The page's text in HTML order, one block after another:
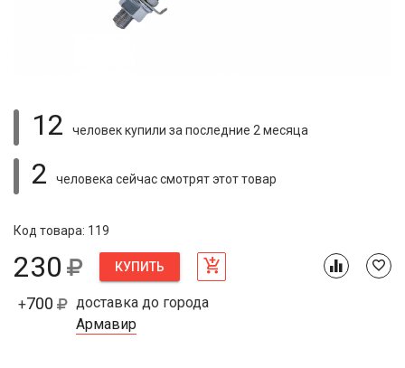
12 человек купили за последние 2 месяца
2 человека сейчас смотрятэтот товар
Код товара: 119
230 КУПИТЬ
+700
доставка до города
Армавир